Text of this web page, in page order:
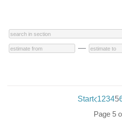
—
Start 12345
Page 5